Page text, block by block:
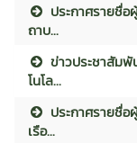
ประกาศรายชื่
ถาบ...
ข่าวประชาสัม
โนโล...
ประกาศรายชื่อ
เรือ...